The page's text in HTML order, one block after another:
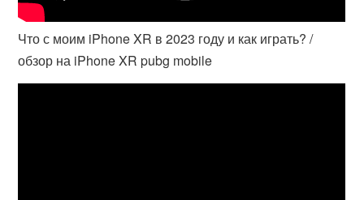
Что с моим iPhone XR в 2023 году и как играть? /
обзор на iPhone XR pubg mobile